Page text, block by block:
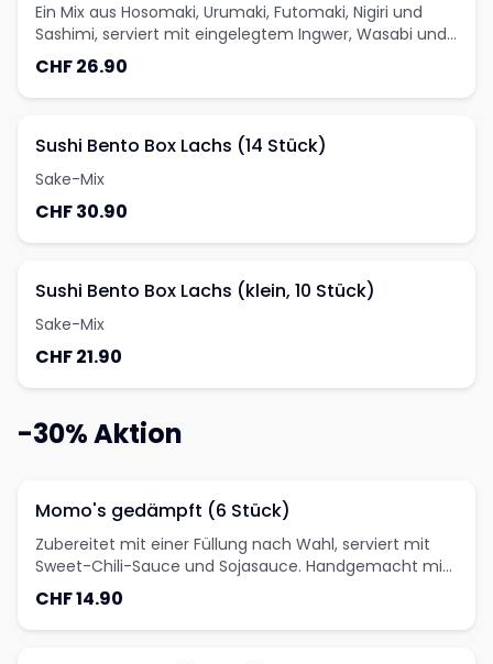
Ein Mix aus Hosomaki, Urumaki, Futomaki, Nigiri und
Sashimi, serviert mit eingelegtem Ingwer, Wasabi und
Soja
CHF 26.90
Sushi Bento Box Lachs (14 Stück)
Sake-Mix
CHF 30.90
Sushi Bento Box Lachs (klein, 10 Stück)
Sake-Mix
CHF 21.90
-30% Aktion
Momo's gedämpft (6 Stück)
Zubereitet mit einer Füllung nach Wahl, serviert mit
Sweet-Chili-Sauce und Sojasauce. Handgemacht mit
Liebe!
CHF 14.90